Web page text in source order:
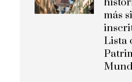
más
Lista